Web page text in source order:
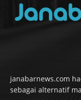
janabarnews.com
sebagai alternatif